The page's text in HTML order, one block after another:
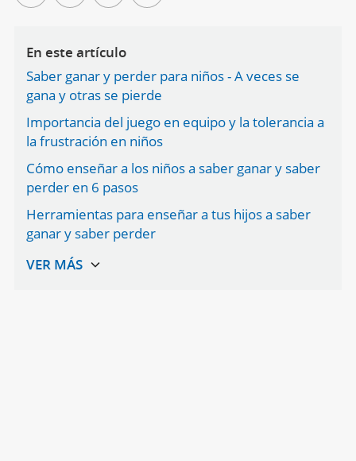
En este artículo
Saber ganar y perder para niños - A veces se
gana y otras se pierde
Importancia del juego en equipo y la tolerancia a
la frustración en niños
Cómo enseñar a los niños a saber ganar y saber
perder en 6 pasos
Herramientas para enseñar a tus hijos a saber
ganar y saber perder